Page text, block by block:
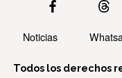
Noticias
Todos los derechos